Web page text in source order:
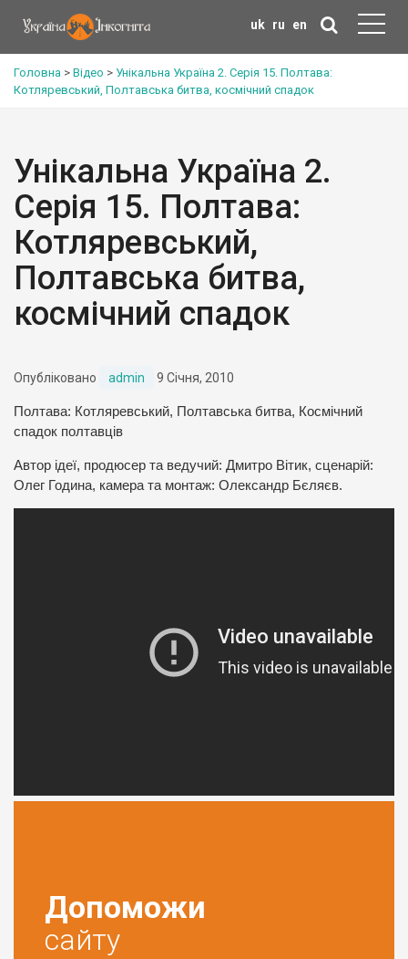
uk ru en
Головна > Відео > Унікальна Україна 2. Серія 15. Полтава:
Котляревський, Полтавська битва, космічний спадок
Унікальна Україна 2.
Серія 15. Полтава:
Котляревський,
Полтавська битва,
космічний спадок
Опубліковано admin 9 Січня, 2010
Полтава: Котляревський, Полтавська битва, Космічний
спадок полтавців
Автор ідеї, продюсер та ведучий: Дмитро Вітик, сценарій:
Олег Година, камера та монтаж: Олександр Бєляєв.
Допоможи
сайту